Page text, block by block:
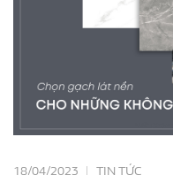
18/04/2023 TIN TỨC